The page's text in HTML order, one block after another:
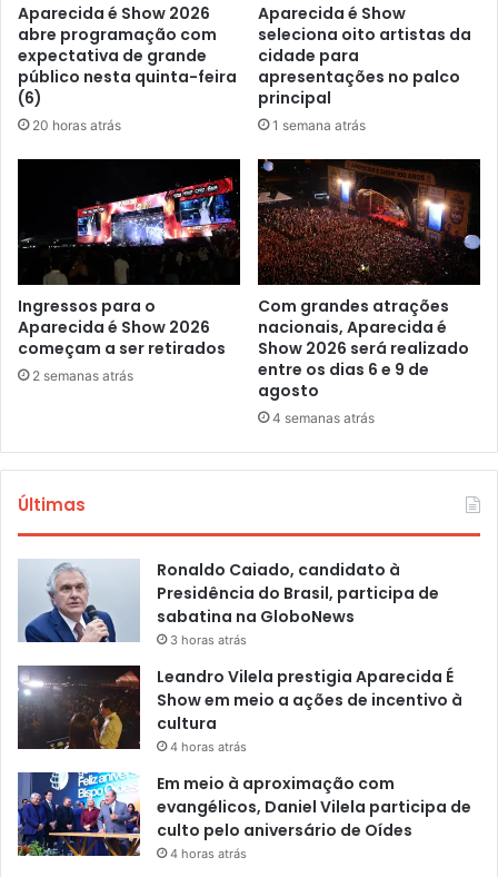
Aparecida é Show 2026
abre programação com
expectativa de grande
público nesta quinta-feira
(6)
20 horas atrás
Aparecida é Show
seleciona oito artistas da
cidade para
apresentações no palco
principal
1 semana atrás
Ingressos para o
Aparecida é Show 2026
começam a ser retirados
2 semanas atrás
Com grandes atrações
nacionais, Aparecida é
Show 2026 será realizado
entre os dias 6 e 9 de
agosto
4 semanas atrás
Últimas
Ronaldo Caiado, candidato à
Presidência do Brasil, participa de
sabatina na GloboNews
3 horas atrás
Leandro Vilela prestigia Aparecida É
Show em meio a ações de incentivo à
cultura
4 horas atrás
Em meio à aproximação com
evangélicos, Daniel Vilela participa de
culto pelo aniversário de Oídes
4 horas atrás